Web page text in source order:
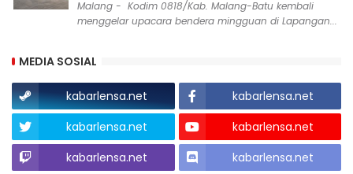
Malang - Kodim 0818/Kab. Malang-Batu kembali
menggelar upacara bendera mingguan di Lapangan...
MEDIA SOSIAL
kabarlensa.net
kabarlensa.net
kabarlensa.net
kabarlensa.net
kabarlensa.net
kabarlensa.net